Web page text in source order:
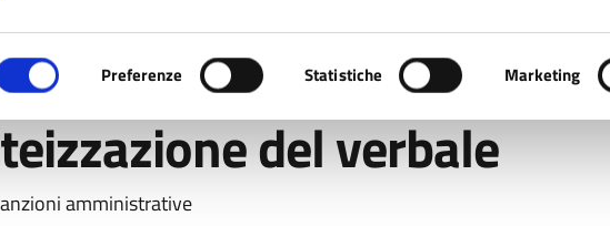
Preferenze Statistiche Marketing
dati / Istanza / Istanza di rateizzazione del verbale
del verbale
amministrative